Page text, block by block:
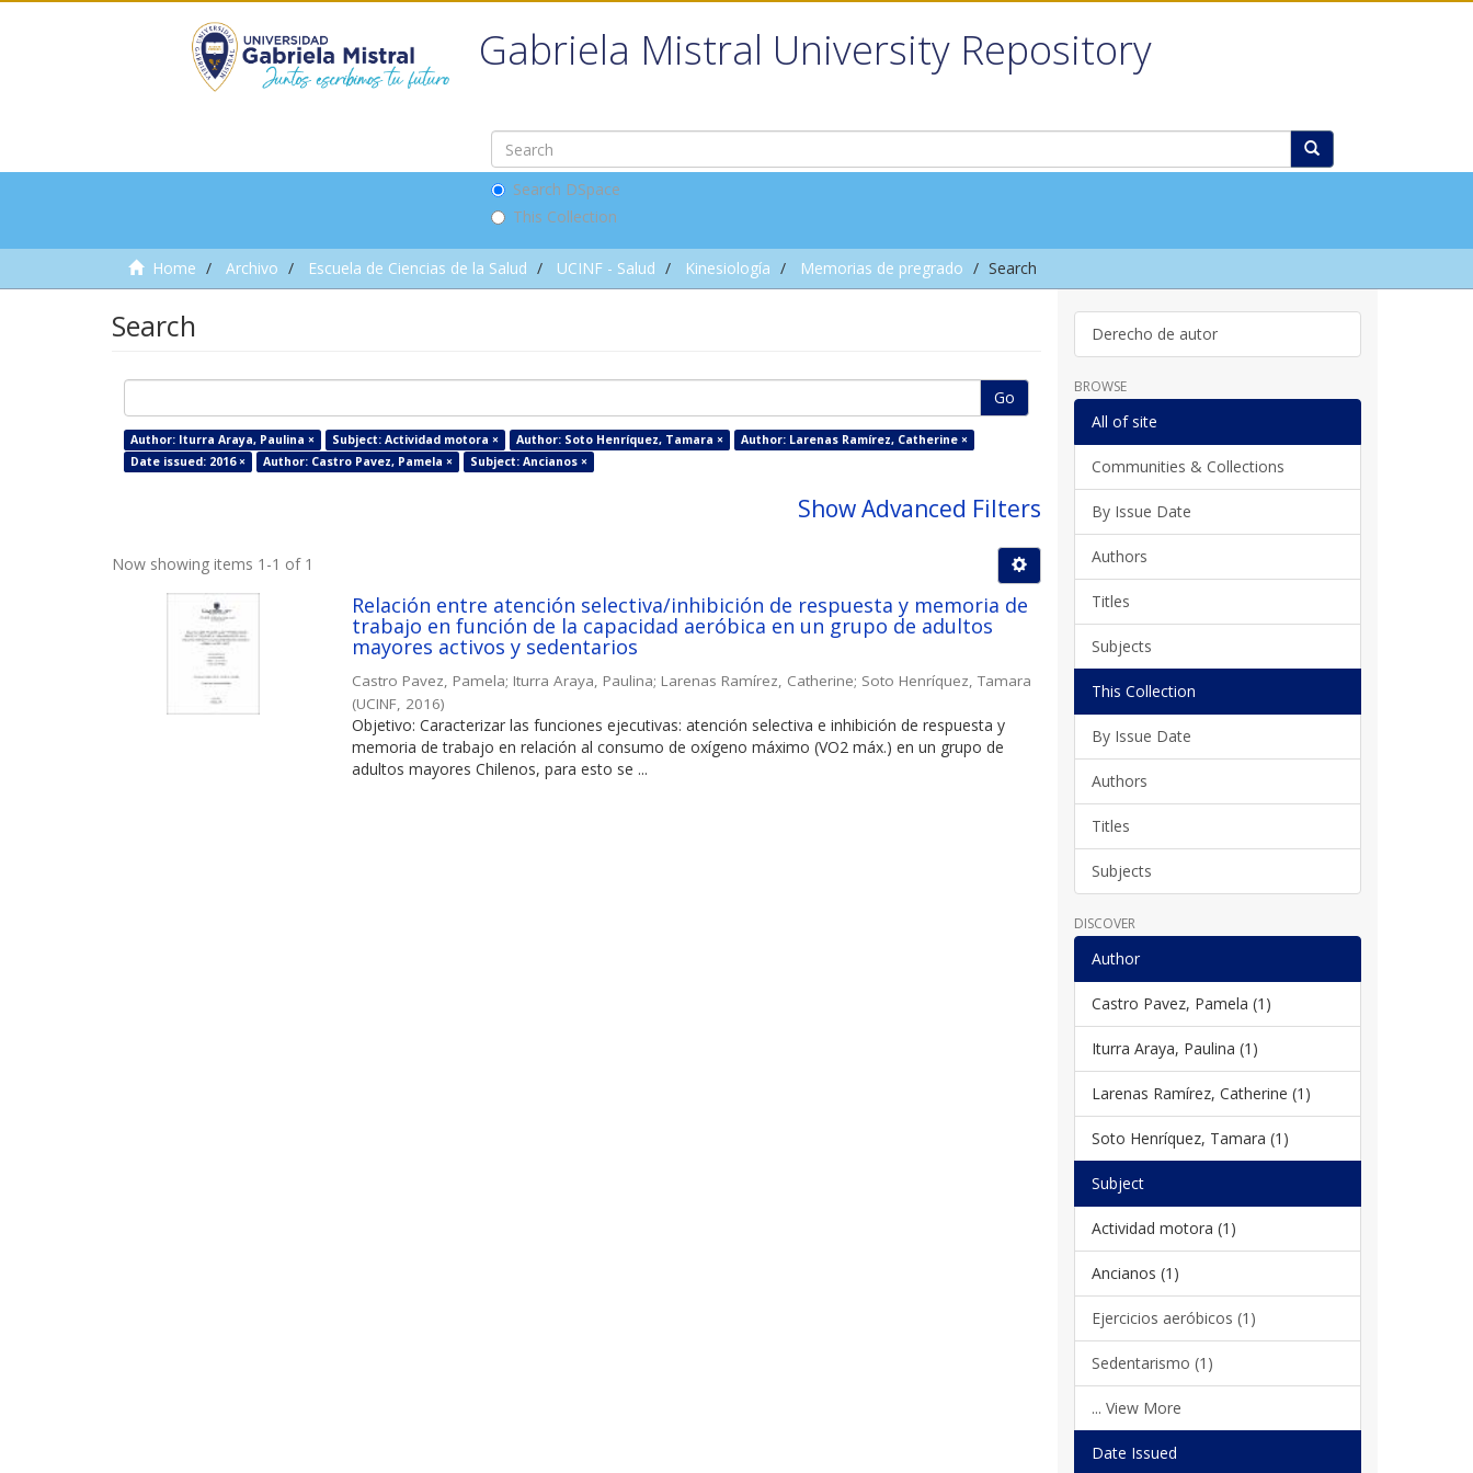
Gabriela Mistral University Repository
Search DSpace
This Collection
Home Archivo Escuela de Ciencias de la Salud UCINF - Salud Kinesiología Memorias de pregrado Search
Search
Go
Author: Iturra Araya, Paulina × Subject: Actividad motora × Author: Soto Henríquez, Tamara ×
Author: Larenas Ramírez, Catherine ×
Date issued: 2016 ×
Author: Castro Pavez, Pamela × Subject: Ancianos ×
Show Advanced Filters
Now showing items 1-1 of 1
Relación entre atención selectiva/inhibición de respuesta y memoria de
trabajo en función de la capacidad aeróbica en un grupo de adultos
mayores activos y sedentarios
Castro Pavez, Pamela; Iturra Araya, Paulina; Larenas Ramírez, Catherine; Soto Henríquez, Tamara
(UCINF 2016)
Objetivo: Caracterizar las funciones ejecutivas: atención selectiva e inhibición de respuesta y
memoria de trabajo en relación al consumo de oxígeno máximo (VO2 máx.) en un grupo de
adultos mayores Chilenos, para esto se ...
Derecho de autor
BROWSE
All of site
Communities & Collections
By Issue Date
Authors
Titles
Subjects
This Collection
By Issue Date
Authors
Titles
Subjects
DISCOVER
Author
Castro Pavez, Pamela (1)
Iturra Araya, Paulina (1)
Larenas Ramírez, Catherine (1)
Soto Henríquez, Tamara (1)
Subject
Actividad motora (1)
Ancianos (1)
Ejercicios aeróbicos (1)
Sedentarismo (1)
... View More
Date Issued